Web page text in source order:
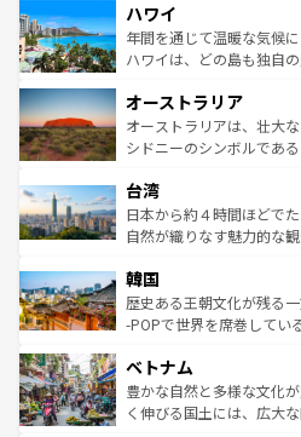
ば市内交通費無料で観光を楽し
着のスイス情報はコンテ
のような巨大都市は、観
ンメントが詰まった刺激
西部には大自然が広がり
部のニューオーリンズで
文化が魅力。旅行者はア
しみながら、その多様性
ならではの贅沢な旅のスタイルだ。 なお、
情報はコンテンツ一覧を
ハワイ
年間を通じて温暖な気候
ハワイは、どの島も独自
ワイ島は見逃せない。ま
島だが、静かな自然を求
おすすめ。エメラルドグ
れるおもてなしの心で訪
人々、おいしいローカル
ク、伝統的なフラダンス
ワイを、存分に味わってほしい。 なお、新着の
はコンテンツ一覧を参照
オーストラリア
オーストラリアは、壮大
シドニーのシンボルであ
リアリーフや大陸中央部
ク）、タスマニアの美し
ど、見どころがたくさん
いる。アクティビティも
ビング、ハイキングなど
い。オーストラリアの多
参照してほしい。
台湾
日本から約４時間ほどで
自然が織りなす魅力的な
ン）、静ひつな山岳地帯
と山間の静けさが共存し
驚きをもたらしてくれる
容にもいいと評判のスイ
が味わえる。 なお
照してほしい。
韓国
歴史ある王朝文化が残る
-POPで世界を席巻してい
き、地方に足を延ばせば
できる。そして、キムチ
まで、さまざまな韓国料
ベトナム
豊かな自然と多様な文化
く伸びる国土には、広大